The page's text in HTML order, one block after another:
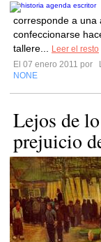
corresponde a una
confeccionarse
tallere...
Leer el resto
El 07 enero 2011 por
NONE
Lejos de
prejuicio